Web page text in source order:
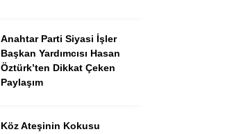
Anahtar Parti Siyasi İşler
Başkan Yardımcısı Hasan
Öztürk’ten Dikkat Çeken
Paylaşım
Köz Ateşinin Kokusu